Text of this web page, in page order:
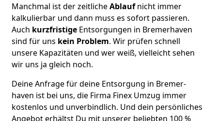
Manchmal ist der zeitlicheAblaufnicht immer
kalkulierbar und dann muss es sofort passieren.
Auch kurzfristige Entsorgungen in Bremer­haven
sind für uns kein Problem. Wir prüfen schnell
unsere Kapazitäten und wer weiß, vielleicht sehen
wir uns ja gleich noch.
Deine Anfrage für deine Entsorgung in Bremer­
haven ist bei uns, die Firma Finex Umzug immer
kostenlos und unverbindlich. Und dein persönliches
Angebot erhältst Du mit unserer beliebten 100 %